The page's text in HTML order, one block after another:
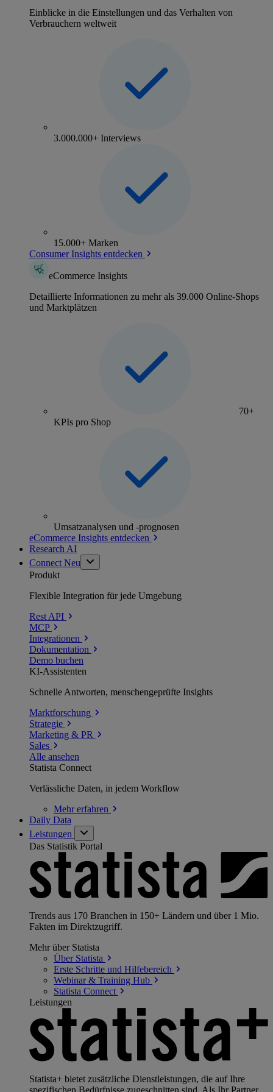
Einblicke in die Einstellungen und das Verhalten von
Verbrauchern weltweit
3.000.000+ Interviews
15.000+ Marken
Consumer Insights entdecken
eCommerce Insights
Detaillierte Informationen zu mehr als 39.000 Online-Shops
und Marktplätzen
70+
KPIs pro Shop
Umsatzanalysen und -prognosen
eCommerce Insights entdecken
Research AI
Connect Neu
Produkt
Flexible Integration für jede Umgebung
Rest API
MCP
Integrationen
Dokumentation
Demo buchen
KI-Assistenten
Schnelle Antworten, menschengeprüfte Insights
Marktforschung
Strategie
Marketing & PR
Sales
Alle ansehen
Statista Connect
Verlässliche Daten, in jedem Workflow
Mehrerfahren
Daily Data
Leistungen
Das Statistik Portal
Trends aus 170 Branchen in 150+ Ländern und über 1 Mio.
Fakten im Direktzugriff.
Mehr über Statista
Über Statista
Erste Schritte und Hilfebereich
Webinar & Training Hub
Statista Connect
Leistungen
Statista+ bietet zusätzliche Dienstleistungen, die auf Ihre
spezifischen Bedürfnisse zugeschnitten sind. Als Ihr Partner